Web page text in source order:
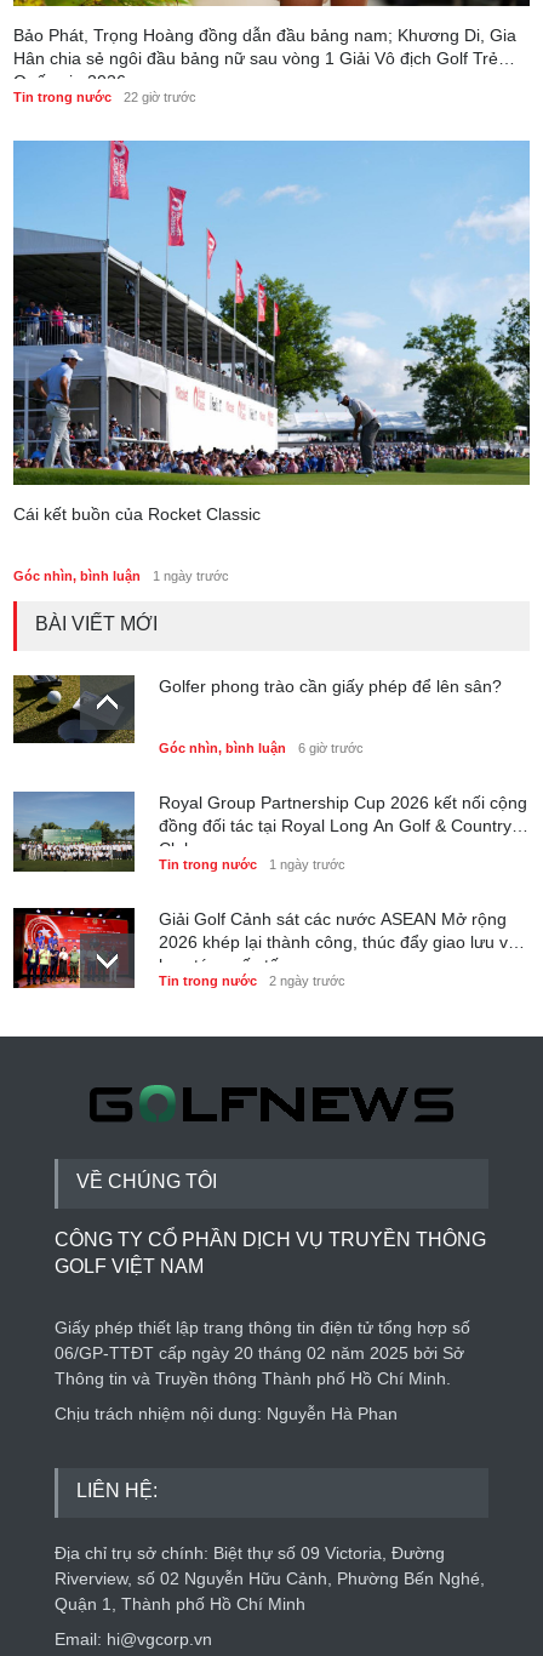
Bảo Phát, Trọng Hoàng đồng dẫn đầu bảng nam; Khương Di, Gia
Hân chia sẻ ngôi đầu bảng nữ sau vòng 1 Giải Vô địch Golf Trẻ
Quốc gia 2026
Tin trong nước 22 giờ trước
Cái kết buồn của Rocket Classic
Góc nhìn, bình luận 1 ngày trước
BÀI VIẾT MỚI
Golfer phong trào cần giấy phép để lên sân?
Góc nhìn, bình luận 6 giờ trước
Royal Group Partnership Cup 2026 kết nối cộng
đồng đối tác tại Royal Long An Golf & Country
Club
Tin trong nước 1 ngày trước
Giải Golf Cảnh sát các nước ASEAN Mở rộng
2026 khép lại thành công, thúc đẩy giao lưu và
hợp tác quốc tế
Tin trong nước 2 ngày trước
6 tháng đầu năm 2026 - Nam A Bank củng cố
Phong cách sống 2 ngày trước
VỀ CHÚNG TÔI
CÔNG TY CỔ PHẦN DỊCH VỤ TRUYỀN THÔNG
GOLF VIỆT NAM
Giấy phép thiết lập trang thông tin điện tử tổng hợp số
06/GP-TTĐT cấp ngày 20 tháng 02 năm 2025 bởi Sở
Thông tin và Truyền thông Thành phố Hồ Chí Minh.
Chịu trách nhiệm nội dung: Nguyễn Hà Phan
LIÊN HỆ:
Địa chỉ trụ sở chính: Biệt thự số 09 Victoria, Đường
Riverview, số 02 Nguyễn Hữu Cảnh, Phường Bến Nghé,
Quận 1, Thành phố Hồ Chí Minh
Email: hi@vgcorp.vn